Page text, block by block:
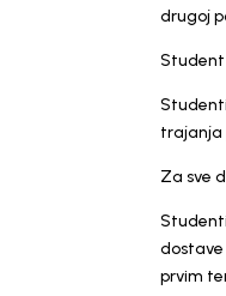
drugoj
Student
trajanja
Za sve
dostave
prvim